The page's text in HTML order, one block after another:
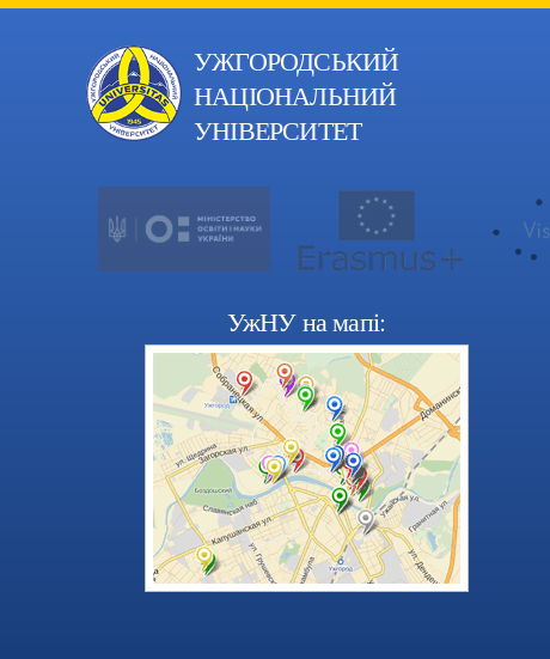
УЖГОРОДСЬКИЙ
НАЦІОНАЛЬНИЙ
УНІВЕРСИТЕТ
УжНУ на мапі: